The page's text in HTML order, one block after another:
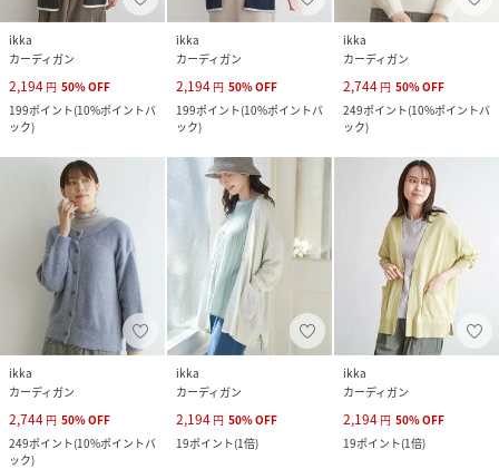
ikka
カーディガン
2,194 円 50%OFF
199ポイント(10%ポイントバ
ック)
ikka
カーディガン
2,194 円 50%OFF
199ポイント(10%ポイントバ
ック)
ikka
カーディガン
2,744 円 50%OFF
249ポイント(10%ポイントバ
ック)
ikka
カーディガン
2,744 円 50%OFF
249ポイント(10%ポイントバ
ック)
ikka
カーディガン
2,194 円 50%OFF
19ポイント(1倍)
ikka
カーディガン
2,194 円 50%OFF
19ポイント(1倍)